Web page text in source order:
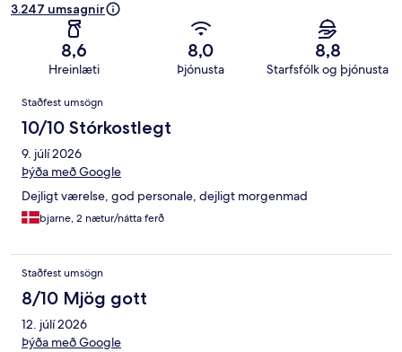
3.247 umsagnir
8,6
Hreinlæti
8,0
Þjónusta
8,8
Starfsfólk og þjónusta
Umsagnir
Staðfest umsögn
10/10 Stórkostlegt
9. júlí 2026
Þýða með Google
Dejligt værelse, god personale, dejligt morgenmad
bjarne, 2 nætur/nátta ferð
Staðfest umsögn
8/10 Mjög gott
12. júlí 2026
Þýða með Google